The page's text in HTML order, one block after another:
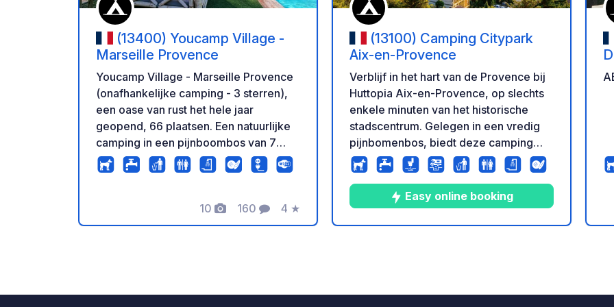
(13400) Youcamp Village -
Marseille Provence
Youcamp Village - Marseille Provence
(onafhankelijke camping - 3 sterren),
een oase van rust het hele jaar
geopend, 66 plaatsen. Een natuurlijke
camping in een pijnboombos van 7
hectare op 20 minuten van het centrum
van Marseille en de Calanques.
op de camping geloosd worden.
Brandgevaarlijke zone: barbecues,
10
Foto's
160
Commentaren
4
Beoordeling
★
(13100) Camping Citypark
Aix-en-Provence
Verblijf in het hart van de Provence bij
Huttopia Aix-en-Provence, op slechts
enkele minuten van het historische
stadscentrum. Gelegen in een vredig
pijnbomenbos, biedt deze camping
schaduwrijke plaatsen en gezellige
accommodatie. Ontspan bij het
zwembad, verken de levendige straten
van Aix of wandel over de prachtige
berg Sainte-Victoire. Een perfecte mix
Easy online booking